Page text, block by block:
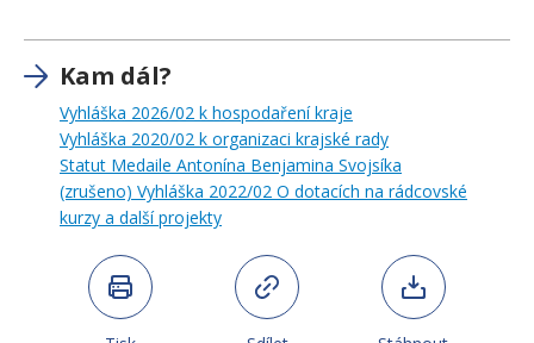
Kam dál?
Vyhláška 2026/02 k hospodaření kraje
Vyhláška 2020/02 k organizaci krajské rady
Statut Medaile Antonína Benjamina Svojsíka
(zrušeno) Vyhláška 2022/02 O dotacích na rádcovské
kurzy a další projekty